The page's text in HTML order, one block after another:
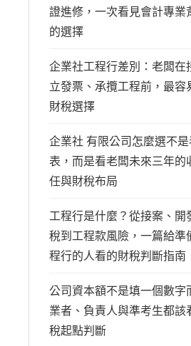
證進修，一次看見會計專業
的選擇
企業社工程行差別：老闆在
立發票、承攬工程前，最容
財稅選擇
企業社 有限公司怎麼選不
表，而是看老闆未來三年的
任與財稅布局
工程行是什麼？從接案、開
稅到工程款風險，一篇給準
程行的人看的財稅判斷指南
公司資本額不是填一個數字
業者、負責人與準考生都該
稅起點判斷